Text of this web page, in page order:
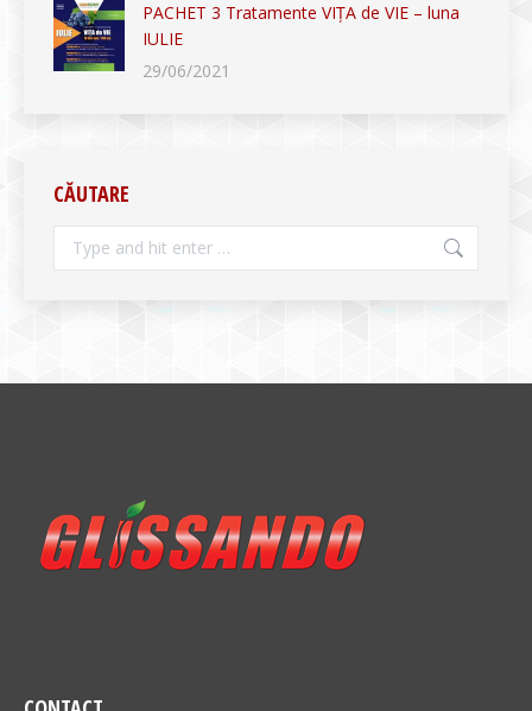
PACHET 3 Tratamente VIȚA de VIE – luna
IULIE
29/06/2021
CĂUTARE
Search: